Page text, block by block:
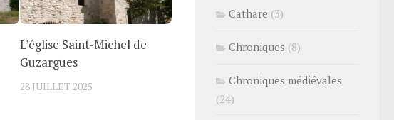
L’église Saint-Michel de
Guzargues
28 JUILLET 2025
Cathare (3)
Chroniques (8)
Chroniques médiévales
(24)